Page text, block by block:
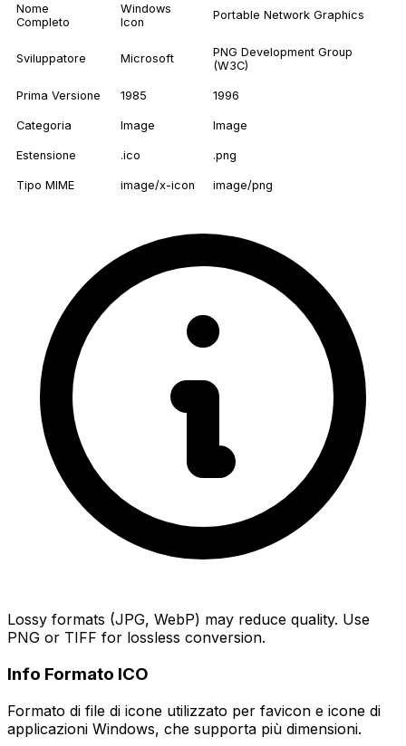
Nome
Completo
Windows
Icon
Portable Network Graphics
Sviluppatore Microsoft
PNG Development Group
(W3C)
Prima Versione 1985 1996
Categoria Image Image
Estensione .ico .png
Tipo MIME image/x-icon image/png
Lossy formats (JPG, WebP) may reduce quality. Use
PNG or TIFF for lossless conversion.
Info Formato ICO
Formato di file di icone utilizzato per favicon e icone di
applicazioni Windows, che supporta più dimensioni.